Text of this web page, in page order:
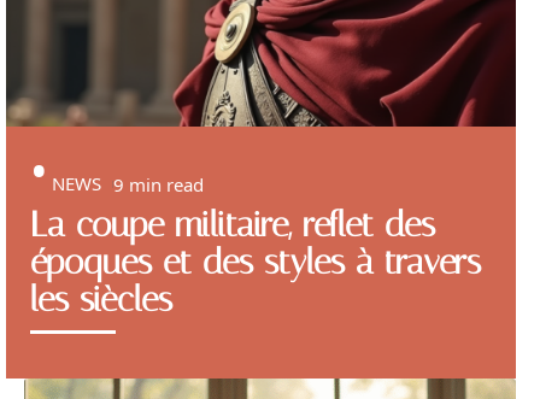
NEWS 9 min read
La coupe militaire, reflet des
époques et des styles à travers
les siècles